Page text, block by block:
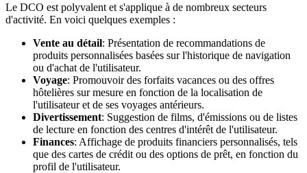
Le DCO est polyvalent et s'applique à de nombreux secteurs
d'activité. En voici quelques exemples :
Vente au détail: Présentation de recommandations de
produits personnalisées basées sur l'historique de navigation
ou d'achat de l'utilisateur.
Voyage: Promouvoir des forfaits vacances ou des offres
hôtelières sur mesure en fonction de la localisation de
l'utilisateur et de ses voyages antérieurs.
Divertissement: Suggestion de films, d'émissions ou de listes
de lecture en fonction des centres d'intérêt de l'utilisateur.
Finances: Affichage de produits financiers personnalisés, tels
que des cartes de crédit ou des options de prêt, en fonction du
profil de l'utilisateur.